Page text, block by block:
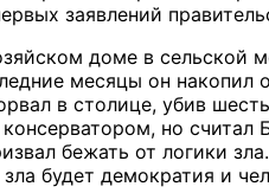
заявлений
доме в сельской
месяцы он накопил
в столице, убив
но
бежать от логики
будет демократия и